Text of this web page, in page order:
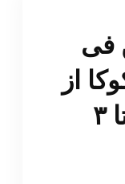
فی
از
ایران (۳۰ یورو + تا ۳